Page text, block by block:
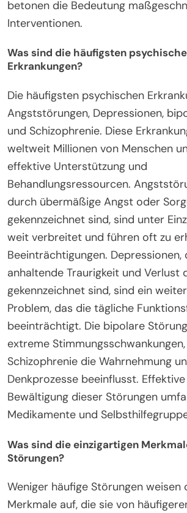
betonen die Bedeutung
Interventionen.
Was sind die häufigsten
Erkrankungen?
Die häufigsten psychischen
Angststörungen, Depressionen,
und Schizophrenie. Diese
weltweit Millionen von Menschen
effektive Unterstützung und
Behandlungsressourcen.
durch übermäßige Angst oder
gekennzeichnet sind, sind unter
weit verbreitet und führen oft zu
Beeinträchtigungen. Depressionen,
anhaltende Traurigkeit und Verlust
gekennzeichnet sind, sind ein
Problem, das die tägliche
beeinträchtigt. Die bipolare
extreme
Schizophrenie die Wahrnehmung
Denkprozesse beeinflusst.
Bewältigung dieser Störungen
Medikamente und
Was sind die einzigartigen
Störungen?
Weniger häufige Störungen weisen
Merkmale auf, die sie von